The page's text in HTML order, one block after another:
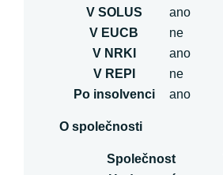
V SOLUS
ano
V EUCB
ne
V NRKI
ano
V REPI
ne
Po insolvenci
ano
O společnosti
Společnost